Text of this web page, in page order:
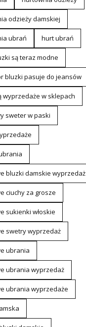
odzieży damskiej
ubrań hurt ubrań
są teraz modne
bluzki pasuje do jeansów
wyprzedaże w sklepach
sweter w paski
bluzki damskie wyprzedaż
ciuchy za grosze
sukienki włoskie
swetry wyprzedaż
ubrania
ubrania wyprzedaż
ubrania wyprzedaże